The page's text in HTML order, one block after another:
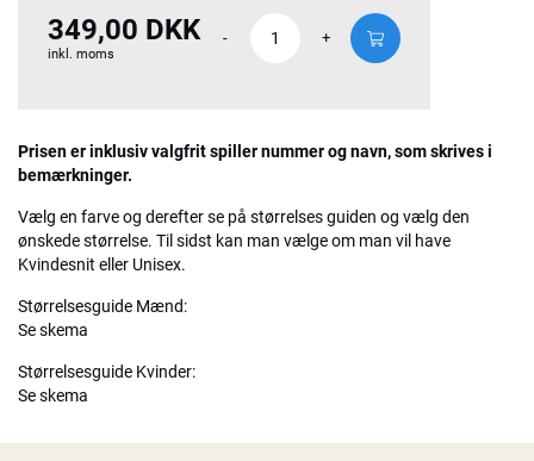
349,00 DKK
inkl. moms
- +
Prisen er inklusiv valgfrit spiller nummer og navn, som skrives i
bemærkninger.
Vælg en farve og derefter se på størrelses guiden og vælg den
ønskede størrelse. Til sidst kan man vælge om man vil have
Kvindesnit eller Unisex.
Størrelsesguide Mænd:
Se skema
Størrelsesguide Kvinder:
Se skema